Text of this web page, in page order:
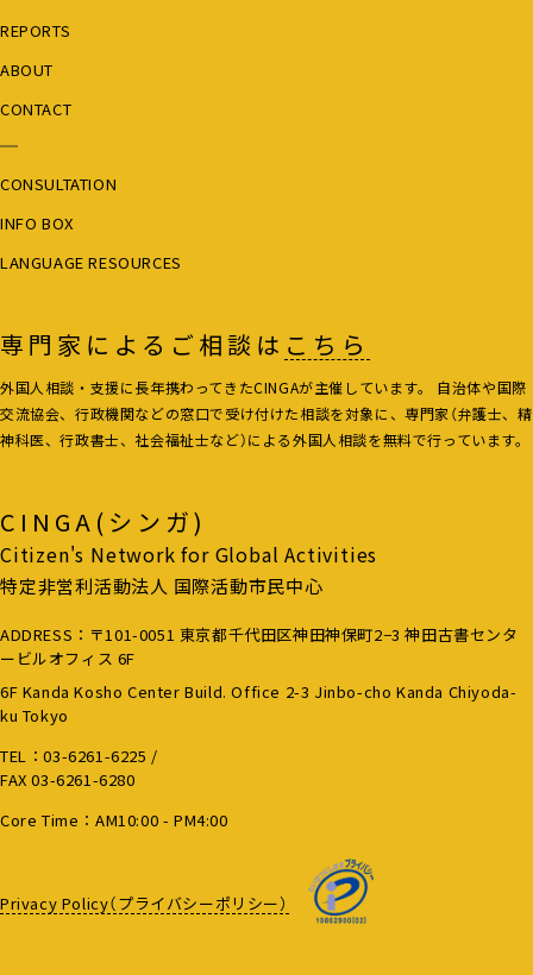
REPORTS
ABOUT
CONTACT
CONSULTATION
INFO BOX
LANGUAGE RESOURCES
CINGA(シンガ)
Citizen's Network for Global Activities
特定非営利活動法人 国際活動市民中心
ADDRESS：〒101-0051 東京都千代田区神田神保町2−3 神田古書センタ
ービルオフィス 6F
6F Kanda Kosho Center Build. Office 2-3 Jinbo-cho Kanda Chiyoda-
ku Tokyo
TEL：03-6261-6225 /
FAX 03-6261-6280
Core Time：AM10:00 - PM4:00
専門家によるご相談は こちら
外国人相談・支援に長年携わってきたCINGAが主催しています。 自治体や国際
交流協会、行政機関などの窓口で受け付けた相談を対象に、専門家（弁護士、精
神科医、行政書士、社会福祉士など）による外国人相談を無料で行っています。
Privacy Policy（プライバシーポリシー）